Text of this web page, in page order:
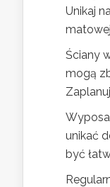
Unikaj
Ściany
mogą
unikać
być